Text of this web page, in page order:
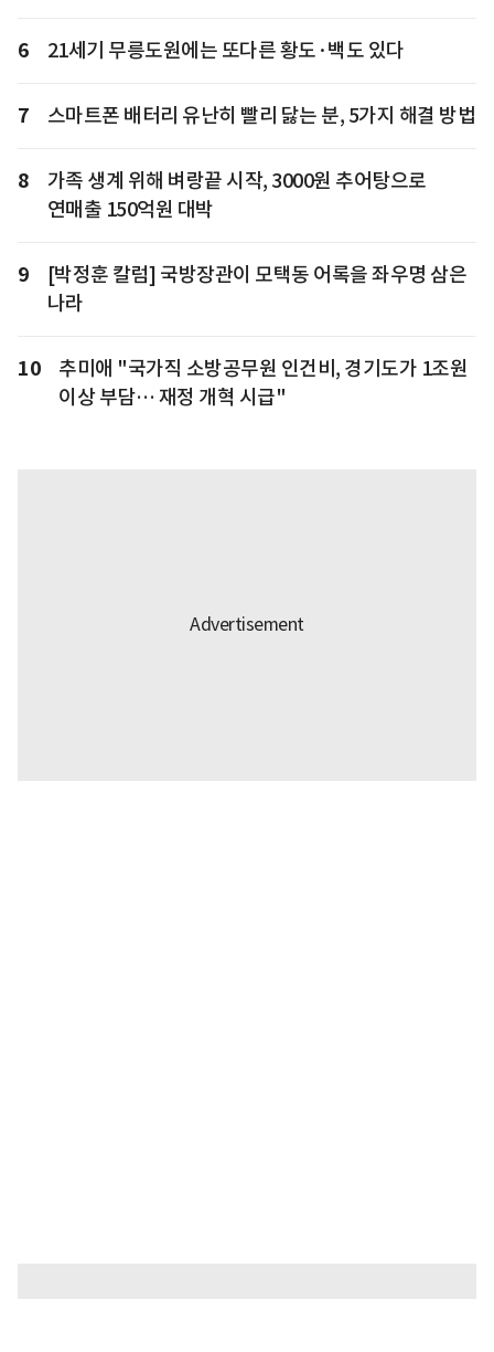
6 21세기 무릉도원에는 또다른 황도·백도 있다
7 스마트폰 배터리 유난히 빨리 닳는 분, 5가지 해결 방법
8
가족 생계 위해 벼랑끝 시작, 3000원 추어탕으로
연매출 150억원 대박
9
[박정훈 칼럼] 국방장관이 모택동 어록을 좌우명 삼은
나라
10
추미애 "국가직 소방공무원 인건비, 경기도가 1조원
이상 부담… 재정 개혁 시급"